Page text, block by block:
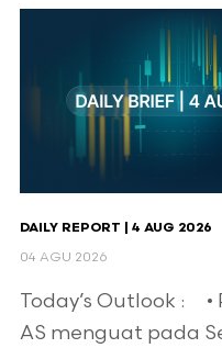
DAILY REPORT | 4 AUG 2026
04 AGU 2026
Today’s Outlook : •
AS menguat pada